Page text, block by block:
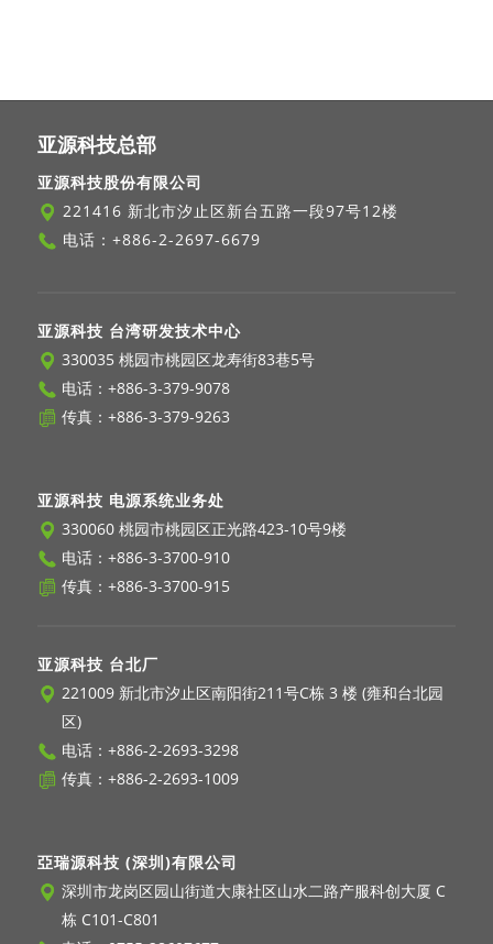
亚源科技总部
亚源科技股份有限公司
221416 新北市汐止区新台五路一段97号12楼
电话： +886-2-2697-6679
亚源科技 台湾研发技术中心
330035 桃园市桃园区龙寿街83巷5号
电话： +886-3-379-9078
传真：+886-3-379-9263
亚源科技 电源系统业务处
330060 桃园市桃园区正光路423-10号9楼
电话： +886-3-3700-910
传真：+886-3-3700-915
亚源科技 台北厂
221009 新北市汐止区南阳街211号C栋 3 楼 (雍和台北园
区)
电话： +886-2-2693-3298
传真：+886-2-2693-1009
亞瑞源科技 (深圳)有限公司
深圳市龙岗区园山街道大康社区山水二路产服科创大厦 C
栋 C101-C801